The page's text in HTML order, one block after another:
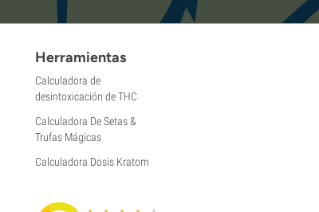
Herramientas
Calculadora de
desintoxicación de THC
Calculadora De Setas &
Trufas Mágicas
Calculadora Dosis Kratom